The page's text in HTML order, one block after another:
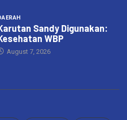
Sandy Digunakan:
WBP
August 7, 2026